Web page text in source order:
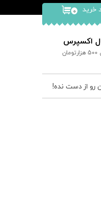
اکسپرس
۰ خرید
رو از دست نده!